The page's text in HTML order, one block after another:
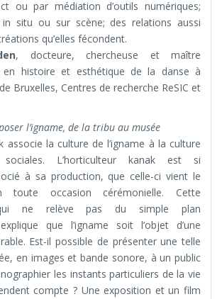
ou par médiation d’outils numériques;
situ ou sur scène; des relations aussi
qu’elles fécondent.
, docteure, chercheuse et maître
en histoire et esthétique de la danse à
Bruxelles, Centres de recherche ReSIC et
l’igname, de la tribu au musée
associe la culture de l’igname à la culture
L’horticulteur kanak est si
à sa production, que celle-ci vient le
toute occasion cérémonielle. Cette
qui ne relève pas du simple plan
que l’igname soit l’objet d’une
Est-il possible de présenter une telle
en images et bande sonore, à un public
les instants particuliers de la vie
compte ? Une exposition et un film